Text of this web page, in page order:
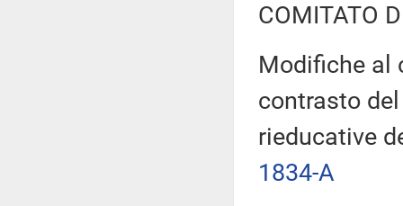
COMITATO
Modifiche al
contrasto
rieducative
1834-A